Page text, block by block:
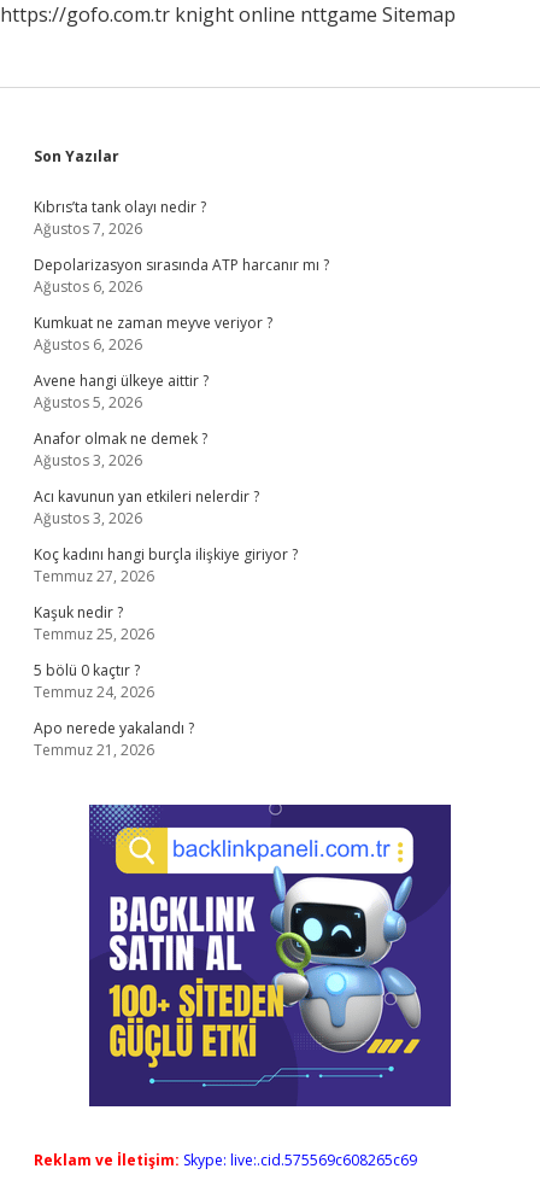
https://gofo.com.tr knight online nttgame Sitemap
Sidebar
Son Yazılar
Kıbrıs’ta tank olayı nedir ?
Ağustos 7, 2026
Depolarizasyon sırasında ATP harcanır mı ?
Ağustos 6, 2026
Kumkuat ne zaman meyve veriyor ?
Ağustos 6, 2026
Avene hangi ülkeye aittir ?
Ağustos 5, 2026
Anafor olmak ne demek ?
Ağustos 3, 2026
Acı kavunun yan etkileri nelerdir ?
Ağustos 3, 2026
Koç kadını hangi burçla ilişkiye giriyor ?
Temmuz 27, 2026
Kaşuk nedir ?
Temmuz 25, 2026
5 bölü 0 kaçtır ?
Temmuz 24, 2026
Apo nerede yakalandı ?
Temmuz 21, 2026
Reklam ve İletişim: Skype: live:.cid.575569c608265c69